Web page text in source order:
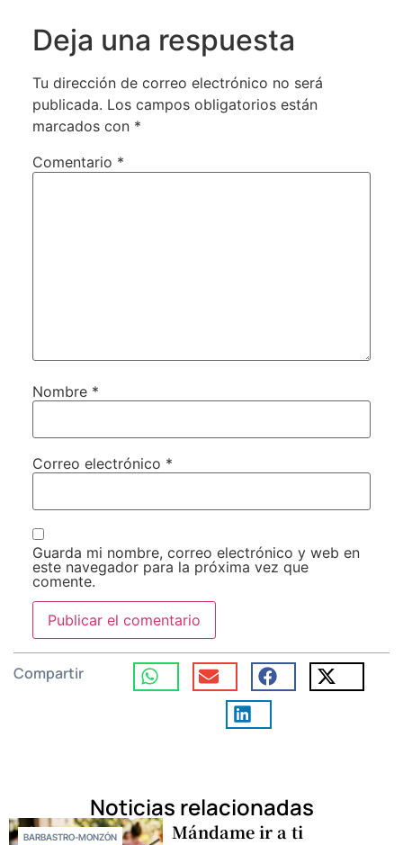
Deja una respuesta
Tu dirección de correo electrónico no será
publicada. Los campos obligatorios están
marcados con *
Comentario *
Nombre *
Correo electrónico *
Guarda mi nombre, correo electrónico y web en
este navegador para la próxima vez que
comente.
Compartir
Noticias relacionadas
BARBASTRO-MONZÓN Mándame ir a ti